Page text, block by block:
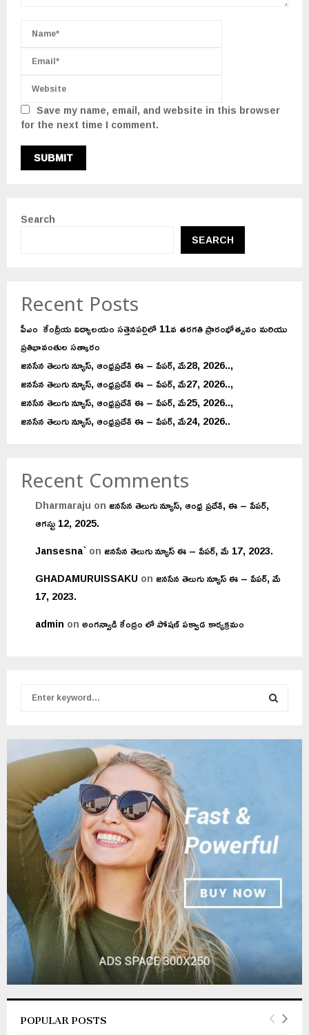
Save my name, email, and website in this browser
for the next time I comment.
Search
SEARCH
Recent Posts
పీఎం కేంద్రీయ విద్యాలయం సత్తెనపల్లిలో 11వ తరగతి ప్రారంభోత్సవం మరియు
ప్రతిభావంతుల సత్కారం
జనసేన తెలుగు న్యూస్, ఆంధ్రప్రదేశ్ ఈ – పేపర్, మే28, 2026..,
జనసేన తెలుగు న్యూస్, ఆంధ్రప్రదేశ్ ఈ – పేపర్, మే27, 2026..,
జనసేన తెలుగు న్యూస్, ఆంధ్రప్రదేశ్ ఈ – పేపర్, మే25, 2026..,
జనసేన తెలుగు న్యూస్, ఆంధ్రప్రదేశ్ ఈ – పేపర్, మే24, 2026..
Recent Comments
Dharmaraju onజనసేన తెలుగు న్యూస్, ఆంధ్ర ప్రదేశ్, ఈ – పేపర్,
ఆగస్టు 12, 2025.
Jansesna`onజనసేన తెలుగు న్యూస్ ఈ – పేపర్, మే 17, 2023.
GHADAMURUISSAKU onజనసేన తెలుగు న్యూస్ ఈ – పేపర్, మే
17, 2023.
admin onఅంగన్వాడి కేంద్రం లో పోషణ్ పక్వాడ కార్యక్రమం
r
h
f
o
r
:
C
POPULAR POSTS